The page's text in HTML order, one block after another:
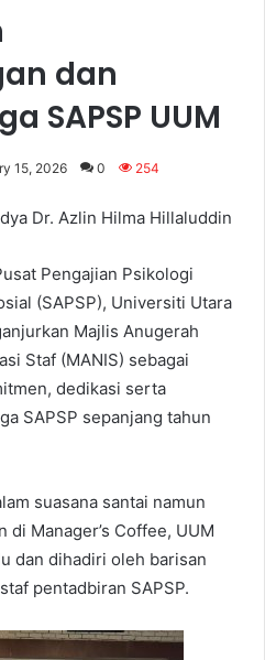
dan
SAPSP UUM
15, 2026 0 254
Dr. Azlin Hilma Hillaluddin
Pengajian Psikologi
(SAPSP), Universiti Utara
Majlis Anugerah
Staf (MANIS) sebagai
dedikasi serta
SAPSP sepanjang tahun
suasana santai namun
di Manager’s Coffee, UUM
dan dihadiri oleh barisan
pentadbiran SAPSP.